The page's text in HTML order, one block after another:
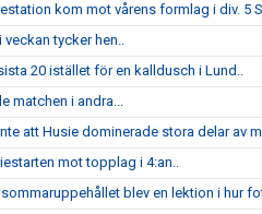
kom mot vårens formlag i div. 5
tycker hen..
20 istället för en kalldusch i Lund..
matchen i andra...
att Husie dominerade stora delar av
mot topplag i 4:an..
blev en lektion i hur